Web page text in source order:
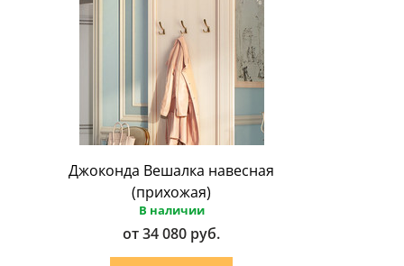
Джоконда Вешалка навесная
(прихожая)
В наличии
от 34 080 руб.